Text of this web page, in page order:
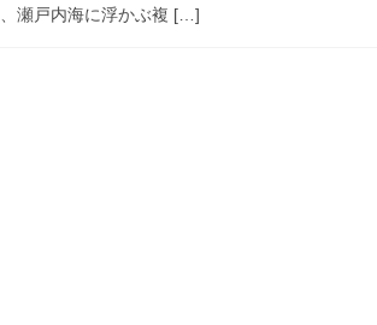
瀬戸内海に浮かぶ複 […]